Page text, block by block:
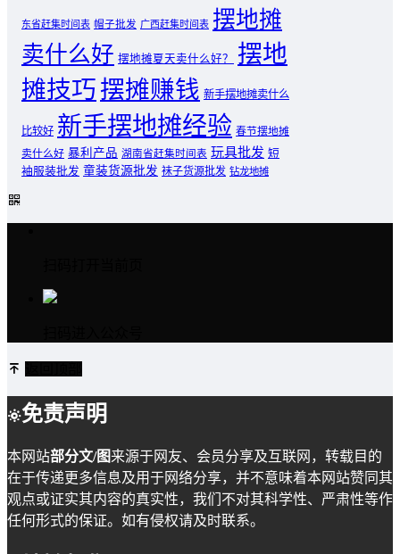
东省赶集时间表 帽子批发 广西赶集时间表 摆地摊
卖什么好 摆地摊夏天卖什么好？
摆地
摊技巧摆摊赚钱 新手摆地摊卖什么
比较好 新手摆地摊经验 春节摆地摊
卖什么好 暴利产品 湖南省赶集时间表 玩具批发 短
袖服装批发 童装货源批发 袜子货源批发 钻龙地摊
免责声明
本网站部分文/图来源于网友、会员分享及互联网，转载目的
在于传递更多信息及用于网络分享，并不意味着本网站赞同其
观点或证实其内容的真实性，我们不对其科学性、严肃性等作
任何形式的保证。如有侵权请及时联系。